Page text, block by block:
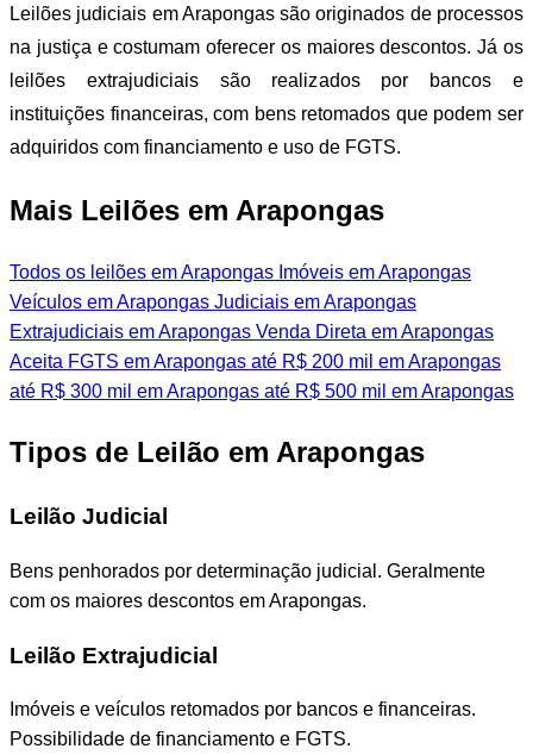
Leilões judiciais em Arapongas são originados de processos
na justiça e costumam oferecer os maiores descontos. Já os
leilões extrajudiciais são realizados por bancos e
instituições financeiras, com bens retomados que podem ser
adquiridos com financiamento e uso de FGTS.
Mais Leilões em Arapongas
Todos os leilões em Arapongas Imóveis em Arapongas
Veículos em Arapongas Judiciais em Arapongas
Extrajudiciais em Arapongas Venda Direta em Arapongas
Aceita FGTS em Arapongas até R$ 200 mil em Arapongas
até R$ 300 mil em Arapongas até R$ 500 mil em Arapongas
Tipos de Leilão em Arapongas
Leilão Judicial
Bens penhorados por determinação judicial. Geralmente
com os maiores descontos em Arapongas.
Leilão Extrajudicial
Imóveis e veículos retomados por bancos e financeiras.
Possibilidade de financiamento e FGTS.